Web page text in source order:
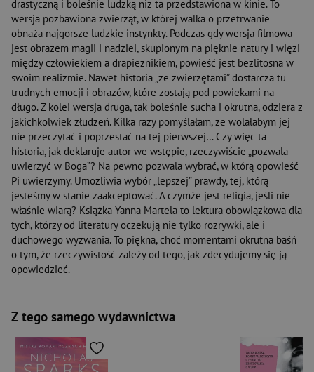
drastyczną i boleśnie ludzką niż ta przedstawiona w kinie. To
wersja pozbawiona zwierząt, w której walka o przetrwanie
obnaża najgorsze ludzkie instynkty. Podczas gdy wersja filmowa
jest obrazem magii i nadziei, skupionym na pięknie natury i więzi
między człowiekiem a drapieżnikiem, powieść jest bezlitosna w
swoim realizmie. Nawet historia „ze zwierzętami” dostarcza tu
trudnych emocji i obrazów, które zostają pod powiekami na
długo. Z kolei wersja druga, tak boleśnie sucha i okrutna, odziera z
jakichkolwiek złudzeń. Kilka razy pomyślałam, że wolałabym jej
nie przeczytać i poprzestać na tej pierwszej… Czy więc ta
historia, jak deklaruje autor we wstępie, rzeczywiście „pozwala
uwierzyć w Boga”? Na pewno pozwala wybrać, w którą opowieść
Pi uwierzymy. Umożliwia wybór „lepszej” prawdy, tej, którą
jesteśmy w stanie zaakceptować. A czymże jest religia, jeśli nie
właśnie wiarą? Książka Yanna Martela to lektura obowiązkowa dla
tych, którzy od literatury oczekują nie tylko rozrywki, ale i
duchowego wyzwania. To piękna, choć momentami okrutna baśń
o tym, że rzeczywistość zależy od tego, jak zdecydujemy się ją
opowiedzieć.
Z tego samego wydawnictwa